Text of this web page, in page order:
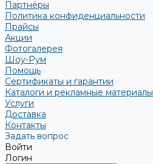
Партнёры
Политика конфиденциальности
Прайсы
Акции
Фотогалерея
Шоу-Рум
Помощь
Сертификаты и гарантии
Каталоги и рекламные материалы
Услуги
Доставка
Контакты
Задать вопрос
Войти
Логин